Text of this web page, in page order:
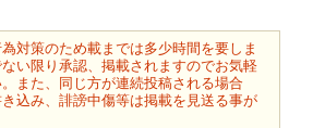
対策のため載までは多少時間を要しま
い限り承認、掲載されますのでお気軽
また、同じ方が連続投稿される場合
込み、誹謗中傷等は掲載を見送る事が